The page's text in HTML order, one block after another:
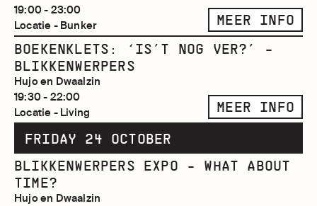
19:00 - 23:00
Locatie - Bunker
MEER INFO
BOEKENKLETS: ‘IS’T NOG VER?’ -
BLIKKENWERPERS
Hujo en Dwaalzin
19:30 - 22:00
Locatie - Living
MEER INFO
FRIDAY 24 OCTOBER
BLIKKENWERPERS EXPO - WHAT ABOUT
TIME?
Hujo en Dwaalzin